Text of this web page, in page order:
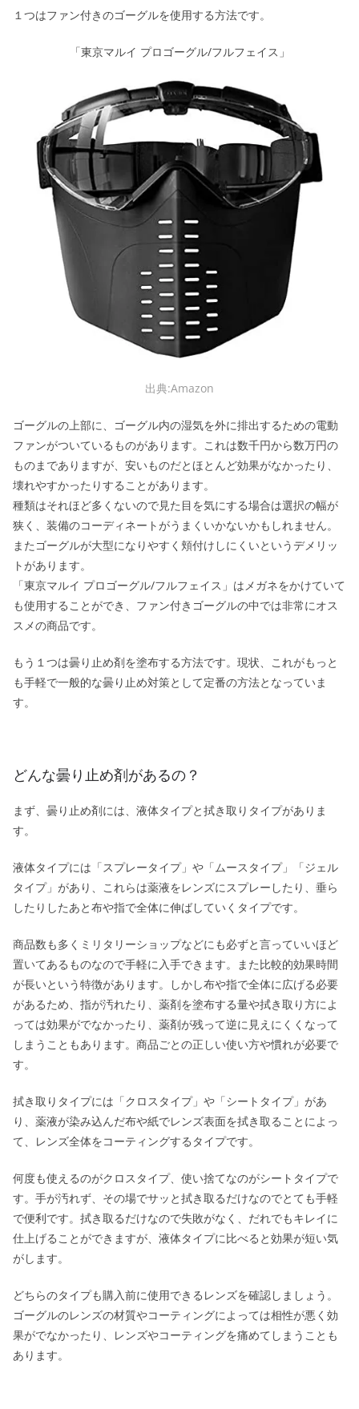
１つはファン付きのゴーグルを使用する方法です。
「東京マルイ プロゴーグル/フルフェイス」
出典:Amazon
ゴーグルの上部に、ゴーグル内の湿気を外に排出するための電動
ファンがついているものがあります。これは数千円から数万円の
ものまでありますが、安いものだとほとんど効果がなかったり、
壊れやすかったりすることがあります。
種類はそれほど多くないので見た目を気にする場合は選択の幅が
狭く、装備のコーディネートがうまくいかないかもしれません。
またゴーグルが大型になりやすく頬付けしにくいというデメリッ
トがあります。
「東京マルイ プロゴーグル/フルフェイス」はメガネをかけていて
も使用することができ、ファン付きゴーグルの中では非常にオス
スメの商品です。
もう１つは曇り止め剤を塗布する方法です。現状、これがもっと
も手軽で一般的な曇り止め対策として定番の方法となっていま
す。
どんな曇り止め剤があるの？
まず、曇り止め剤には、液体タイプと拭き取りタイプがありま
す。
液体タイプには「スプレータイプ」や「ムースタイプ」「ジェル
タイプ」があり、これらは薬液をレンズにスプレーしたり、垂ら
したりしたあと布や指で全体に伸ばしていくタイプです。
商品数も多くミリタリーショップなどにも必ずと言っていいほど
置いてあるものなので手軽に入手できます。また比較的効果時間
が長いという特徴があります。しかし布や指で全体に広げる必要
があるため、指が汚れたり、薬剤を塗布する量や拭き取り方によ
っては効果がでなかったり、薬剤が残って逆に見えにくくなって
しまうこともあります。商品ごとの正しい使い方や慣れが必要で
す。
拭き取りタイプには「クロスタイプ」や「シートタイプ」があ
り、薬液が染み込んだ布や紙でレンズ表面を拭き取ることによっ
て、レンズ全体をコーティングするタイプです。
何度も使えるのがクロスタイプ、使い捨てなのがシートタイプで
す。手が汚れず、その場でサッと拭き取るだけなのでとても手軽
で便利です。拭き取るだけなので失敗がなく、だれでもキレイに
仕上げることができますが、液体タイプに比べると効果が短い気
がします。
どちらのタイプも購入前に使用できるレンズを確認しましょう。
ゴーグルのレンズの材質やコーティングによっては相性が悪く効
果がでなかったり、レンズやコーティングを痛めてしまうことも
あります。